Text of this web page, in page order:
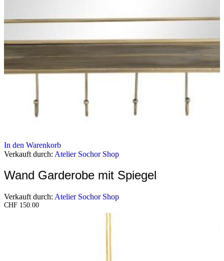
In den Warenkorb
Verkauft durch: Atelier Sochor Shop
Wand Garderobe mit Spiegel
Verkauft durch: Atelier Sochor Shop
CHF 150.00